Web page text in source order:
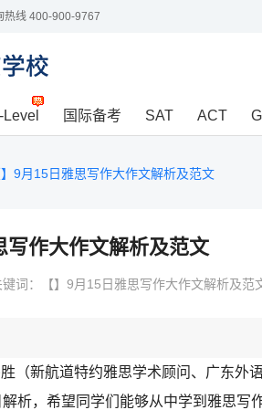
热线 400-900-9767
Level 国际备考 SAT ACT
】9月15日雅思写作大作文解析及范文
写作大作文解析及范文
词：【】9月15日雅思写作大作文解析及范
新航道特约雅思学术顾问、广东外
析，希望同学们能够从中学到雅思写